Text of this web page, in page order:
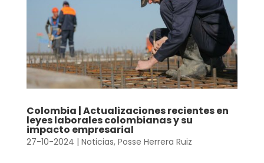
Colombia | Actualizaciones recientes en
leyes laborales colombianas y su
impacto empresarial
27-10-2024 | Noticias, Posse Herrera Ruiz